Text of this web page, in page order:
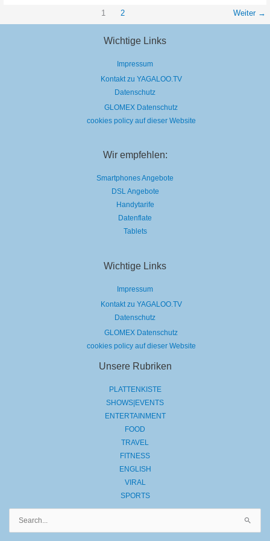
Glow
1 2 Weiter →
Wichtige Links
Impressum
Kontakt zu YAGALOO.TV
Datenschutz
GLOMEX Datenschutz
cookies policy auf dieser Website
Wir empfehlen:
Smartphones Angebote
DSL Angebote
Handytarife
Datenflate
Tablets
Wichtige Links
Impressum
Kontakt zu YAGALOO.TV
Datenschutz
GLOMEX Datenschutz
cookies policy auf dieser Website
Unsere Rubriken
PLATTENKISTE
SHOWS|EVENTS
ENTERTAINMENT
FOOD
TRAVEL
FITNESS
ENGLISH
VIRAL
SPORTS